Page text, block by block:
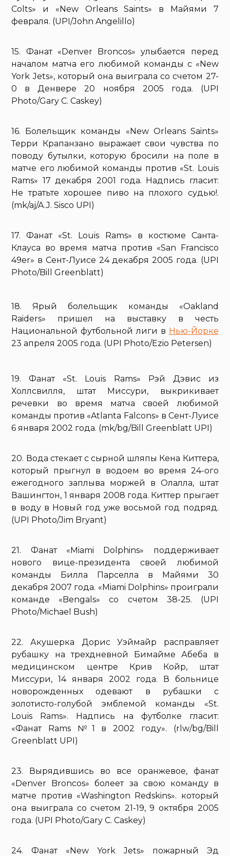
Colts» и «New Orleans Saints» в Майями 7
февраля. (UPI/John Angelillo)
15. Фанат «Denver Broncos» улыбается перед
началом матча его любимой команды с «New
York Jets», который она выиграла со счетом 27-
0 в Денвере 20 ноября 2005 года. (UPI
Photo/Gary C. Caskey)
16. Болельщик команды «New Orleans Saints»
Терри Крапанзано выражает свои чувства по
поводу бутылки, которую бросили на поле в
матче его любимой команды против «St. Louis
Rams» 17 декабря 2001 года. Надпись гласит:
Не тратьте хорошее пиво на плохого судью!.
(mk/aj/A.J. Sisco UPI)
17. Фанат «St. Louis Rams» в костюме Санта-
Клауса во время матча против «San Francisco
49er» в Сент-Луисе 24 декабря 2005 года. (UPI
Photo/Bill Greenblatt)
18. Ярый болельщик команды «Oakland
Raiders» пришел на выставку в честь
Национальной футбольной лиги в Нью-Йорке
23 апреля 2005 года. (UPI Photo/Ezio Petersen)
19. Фанат «St. Louis Rams» Рэй Дэвис из
Холлсвилля, штат Миссури, выкрикивает
речевки во время матча своей любимой
команды против «Atlanta Falcons» в Сент-Луисе
6 января 2002 года. (mk/bg/Bill Greenblatt UPI)
20. Вода стекает с сырной шляпы Кена Киттера,
который прыгнул в водоем во время 24-ого
ежегодного заплыва моржей в Олалла, штат
Вашингтон, 1 января 2008 года. Киттер прыгает
в воду в Новый год уже восьмой год подряд.
(UPI Photo/Jim Bryant)
21. Фанат «Miami Dolphins» поддерживает
нового вице-президента своей любимой
команды Билла Парселла в Майями 30
декабря 2007 года. «Miami Dolphins» проиграли
команде «Bengals» со счетом 38-25. (UPI
Photo/Michael Bush)
22. Акушерка Дорис Уэймайр расправляет
рубашку на трехдневной Бимайме Абеба в
медицинском центре Крив Койр, штат
Миссури, 14 января 2002 года. В больнице
новорожденных одевают в рубашки с
золотисто-голубой эмблемой команды «St.
Louis Rams». Надпись на футболке гласит:
«Фанат Rams №1 в 2002 году». (rlw/bg/Bill
Greenblatt UPI)
23. Вырядившись во все оранжевое, фанат
«Denver Broncos» болеет за свою команду в
матче против «Washington Redskins». который
она выиграла со счетом 21-19, 9 октября 2005
года. (UPI Photo/Gary C. Caskey)
24. Фанат «New York Jets» пожарный Эд